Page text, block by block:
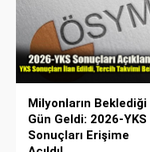
Milyonların Beklediği
Gün Geldi: 2026-YKS
Sonuçları Erişime